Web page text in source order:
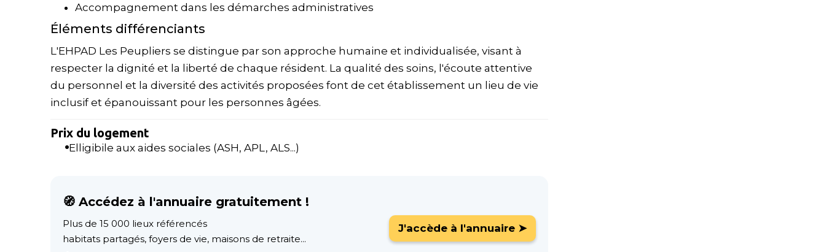
Accompagnement dans les démarches administratives
Éléments différenciants
L'EHPAD Les Peupliers se distingue par son approche humaine et individualisée, visant à
respecter la dignité et la liberté de chaque résident. La qualité des soins, l'écoute attentive
du personnel et la diversité des activités proposées font de cet établissement un lieu de vie
inclusif et épanouissant pour les personnes âgées.
Prix du logement
Elligibile aux aides sociales (ASH, APL, ALS...)
🧭 Accédez à l'annuaire gratuitement !
Plus de 15 000 lieux référencés
habitats partagés, foyers de vie, maisons de retraite...
J'accède à l'annuaire ➤